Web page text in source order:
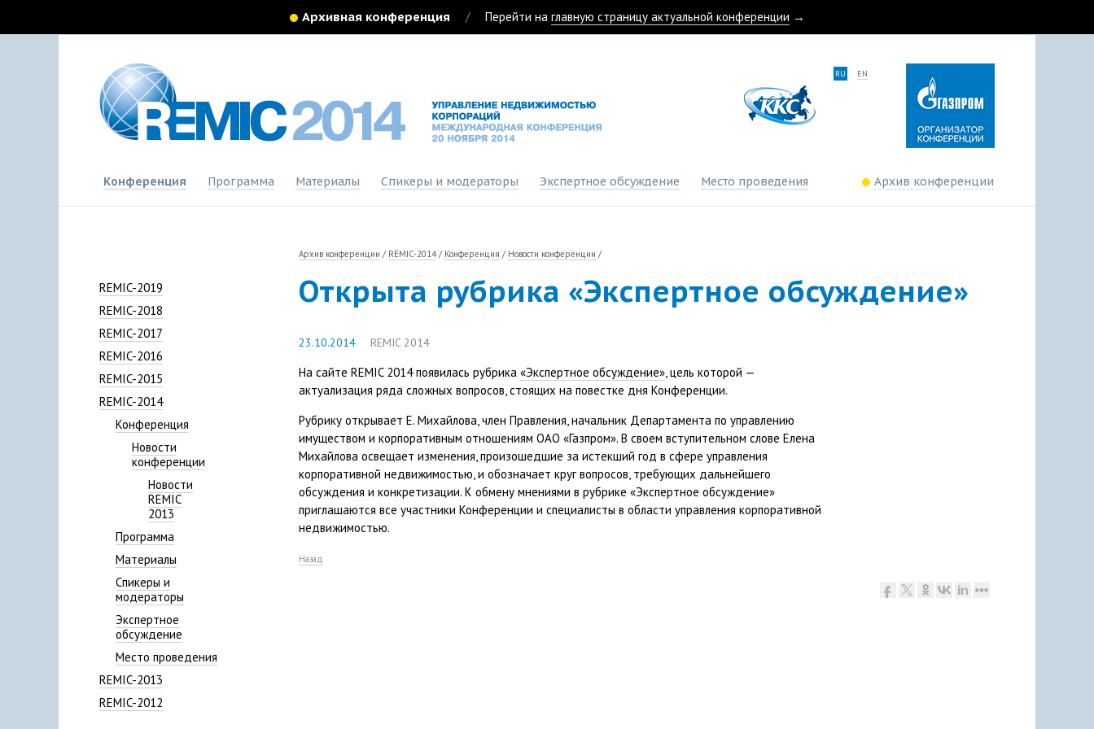
Архивная конференция / Перейти на главную страницу актуальной конференции →
RU EN
Конференция Программа Материалы Спикеры и модераторы Экспертное обсуждение Место проведения Архив конференции
REMIC-2019
REMIC-2018
REMIC-2017
REMIC-2016
REMIC-2015
REMIC-2014
Конференция
Новости
конференции
Новости
REMIC
2013
Программа
Материалы
Спикеры и
модераторы
Экспертное
обсуждение
Место проведения
REMIC-2013
REMIC-2012
Архив конференции / REMIC-2014/ Конференция / Новости конференции /
Открыта рубрика «Экспертное обсуждение»
23.10.2014 REMIC 2014
На сайте REMIC 2014 появилась рубрика «Экспертное обсуждение», цель которой —
актуализация ряда сложных вопросов, стоящих на повестке дня Конференции.
Рубрику открывает Е. Михайлова, член Правления, начальник Департамента по управлению
имуществом и корпоративным отношениям ОАО «Газпром». В своем вступительном слове Елена
Михайлова освещает изменения, произошедшие за истекший год в сфере управления
корпоративной недвижимостью, и обозначает круг вопросов, требующих дальнейшего
обсуждения и конкретизации. К обмену мнениями в рубрике «Экспертное обсуждение»
приглашаются все участники Конференции и специалисты в области управления корпоративной
недвижимостью.
Назад